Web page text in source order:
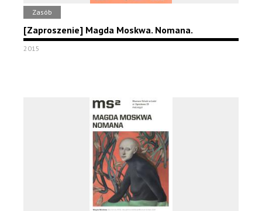
Zasób
[Zaproszenie] Magda Moskwa. Nomana.
2015